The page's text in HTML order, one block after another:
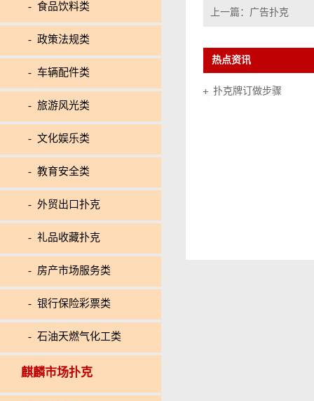
- 食品饮料类
- 政策法规类
- 车辆配件类
- 旅游风光类
- 文化娱乐类
- 教育安全类
- 外贸出口扑克
- 礼品收藏扑克
- 房产市场服务类
- 银行保险彩票类
- 石油天燃气化工类
麒麟市场扑克
上一篇： 广告扑克
热点资讯
扑克牌订做步骤